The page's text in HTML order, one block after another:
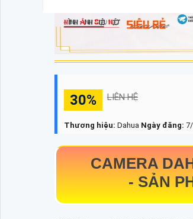
30% LIÊN HỆ
Thương hiệu: Dahua Ngày đăng:
CAMERA
- SẢN